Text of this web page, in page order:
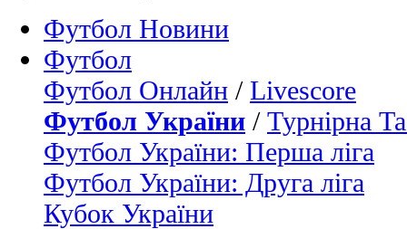
Футбол Новини
Футбол
Футбол Онлайн / Livescore
Футбол України / Турнірна
Футбол України: Перша ліга
Футбол України: Друга ліга
Кубок України